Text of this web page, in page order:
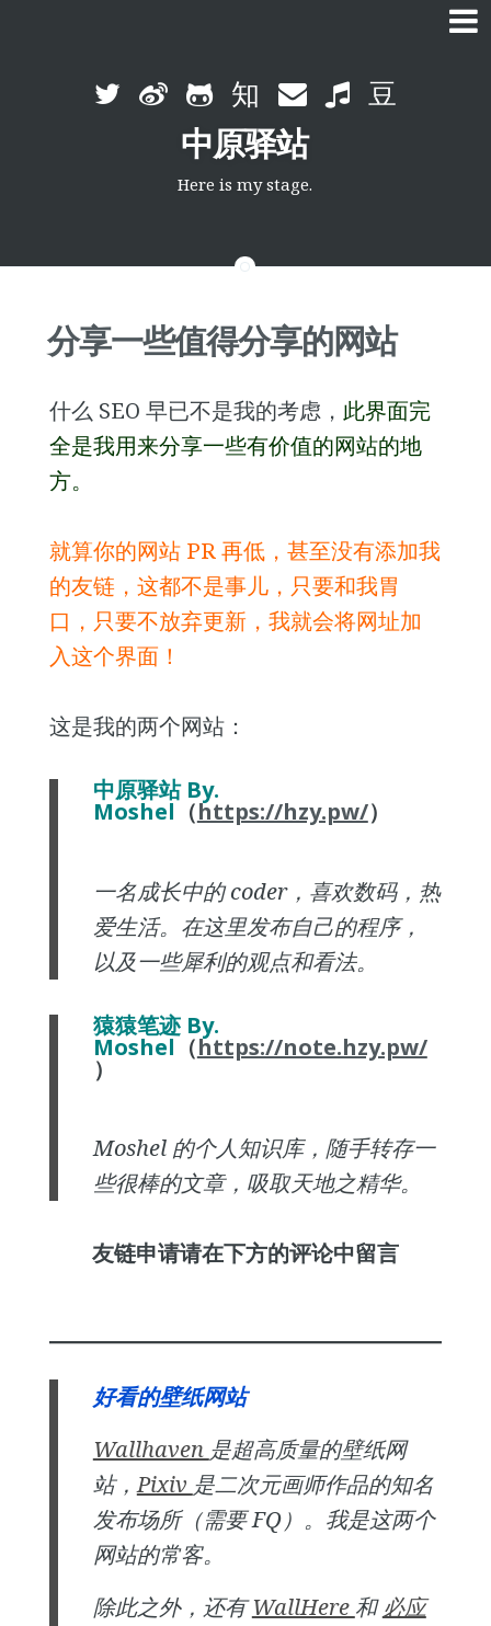
Skip
中原驿站
Here is my stage.
分享一些值得分享的网站
什么 SEO 早已不是我的考虑， 此界面完
全是我用来分享一些有价值的网站的地
方。
就算你的网站 PR 再低，甚至没有添加我
的友链，这都不是事儿，只要和我胃
口，只要不放弃更新，我就会将网址加
入这个界面！
这是我的两个网站：
中原驿站 By.
Moshel （https://hzy.pw/）
一名成长中的 coder，喜欢数码，热
爱生活。在这里发布自己的程序，
以及一些犀利的观点和看法。
猿猿笔迹 By.
Moshel（https://note.hzy.pw/
）
Moshel 的个人知识库，随手转存一
些很棒的文章，吸取天地之精华。
友链申请请在下方的评论中留言
好看的壁纸网站
Wallhaven 是超高质量的壁纸网
站，Pixiv 是二次元画师作品的知名
发布场所（需要 FQ）。我是这两个
网站的常客。
除此之外，还有WallHere 和必应